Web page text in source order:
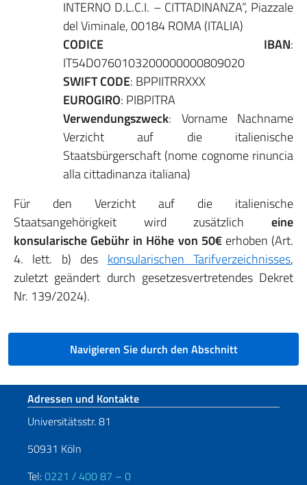
INTERNO D.L.C.I. – CITTADINANZA”, Piazzale
del Viminale, 00184 ROMA (ITALIA)
CODICE IBAN:
IT54D0760103200000000809020
SWIFT CODE: BPPIITRRXXX
EUROGIRO: PIBPITRA
Verwendungszweck: Vorname Nachname
Verzicht auf die italienische
Staatsbürgerschaft (nome cognome rinuncia
alla cittadinanza italiana)
Für den Verzicht auf die italienische
Staatsangehörigkeit wird zusätzlich eine
konsularische Gebühr in Höhe von 50€erhoben (Art.
4. lett. b) des konsularischen Tarifverzeichnisses,
zuletzt geändert durch gesetzesvertretendes Dekret
Nr. 139/2024).
Navigieren Sie durch den Abschnitt
Fußbereich
Adressen und Kontakte
Universitätsstr. 81
50931 Köln
Tel:0221 / 400 87 – 0